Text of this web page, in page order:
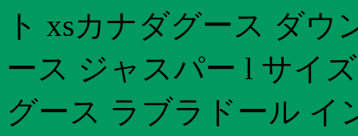
ト xsカナダグース ダ
ース ジャスパー l サイ
グース ラブラドール イ